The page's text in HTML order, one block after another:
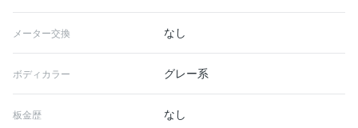
メーター交換 なし
ボディカラー グレー系
板金歴 なし